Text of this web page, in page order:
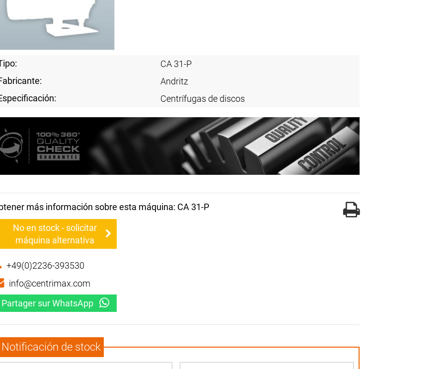
CA 31-P
Andritz
Centrífugas de discos
más información sobre esta máquina: CA 31-P
No en stock - solicitar
máquina alternativa
+49(0)2236-393530
info@centrimax.com
Partager sur WhatsApp
Notificación de stock